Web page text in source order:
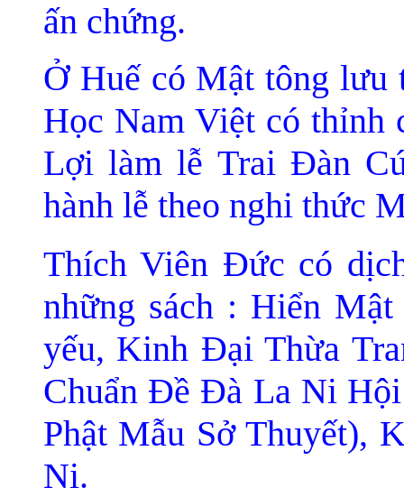
ấn chứng.
Ở Huế có Mật tông lưu
Học Nam Việt có thỉnh
Lợi làm lễ Trai Ðàn
hành lễ theo nghi thức
Thích Viên Ðức có
những sách : Hiển
yếu, Kinh Ðại Thừa
Chuẩn Ðề Ðà La Ni
Phật Mẫu Sở Thuyết),
Ni.